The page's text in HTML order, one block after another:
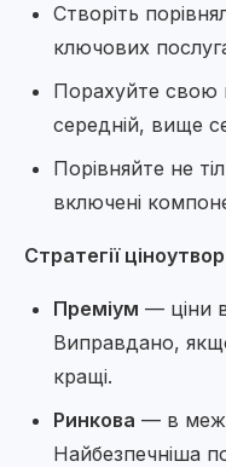
Створіть
ключових
Порахуйте свою
середній, вище
Порівняйте не
включені
Стратегії
Преміум — ціни
Виправдано,
кращі.
Ринкова — в
Найбезпечніша